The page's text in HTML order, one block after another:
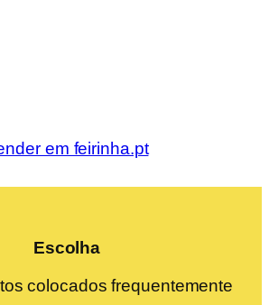
em feirinha.pt
Escolha
colocados frequentemente